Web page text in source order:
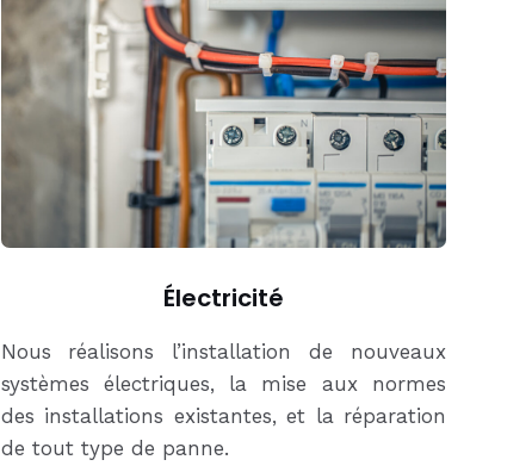
Électricité
Nous réalisons l’installation de nouveaux
systèmes électriques, la mise aux normes
des installations existantes, et la réparation
de tout type de panne.